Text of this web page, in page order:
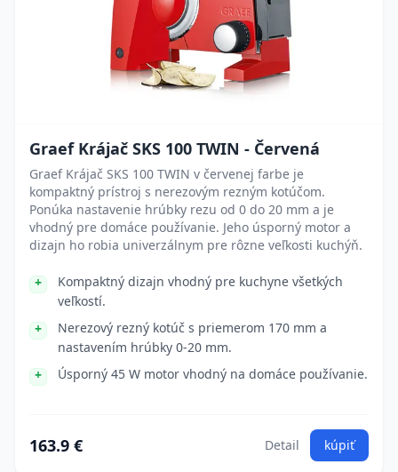
Graef Krájač SKS 100 TWIN - Červená
Graef Krájač SKS 100 TWIN v červenej farbe je
kompaktný prístroj s nerezovým rezným kotúčom.
Ponúka nastavenie hrúbky rezu od 0 do 20 mm a je
vhodný pre domáce používanie. Jeho úsporný motor a
dizajn ho robia univerzálnym pre rôzne veľkosti kuchýň.
Kompaktný dizajn vhodný pre kuchyne všetkých
veľkostí.
Nerezový rezný kotúč s priemerom 170 mm a
nastavením hrúbky 0-20 mm.
Úsporný 45 W motor vhodný na domáce používanie.
163.9 € Detail kúpiť